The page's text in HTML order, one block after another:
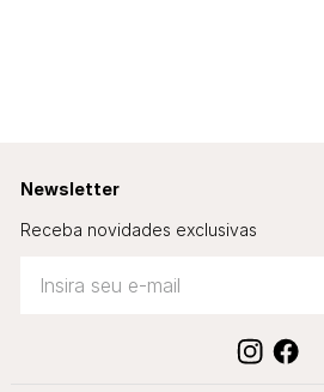
Newsletter
Receba novidades exclusivas